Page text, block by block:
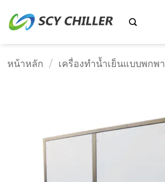
เนื้อหา
หน้าหลัก / เครื่องทำน้ำเย็นแบบพกพา